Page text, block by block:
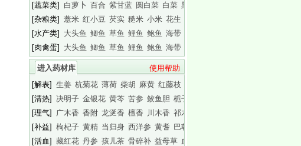
[蔬菜类]
白萝卜 百合 紫甘蓝 圆白菜 白菜 黑木耳
[杂粮类] 薏米 红小豆 芡实 糙米 小米 花生
[水产类]
大头鱼 鲫鱼 草鱼 鲤鱼 鲍鱼 海带
[肉禽蛋]
大头鱼 鲫鱼 草鱼 鲤鱼 鲍鱼 海带
进入药材库
使用帮助
[解表] 生姜 杭菊花 薄荷 柴胡 麻黄 红藤枝
[清热] 决明子 金银花 黄芩 苦参 鲛鱼胆 栀子
[理气]
广木香 香附 龙涎香 檀香 川木香 祁木香
[补益] 枸杞子 黄精 当归身 西洋参 黄耆 巴戟天
[活血] 藏红花 丹参 孩儿茶 骨碎补 益母草 血竭